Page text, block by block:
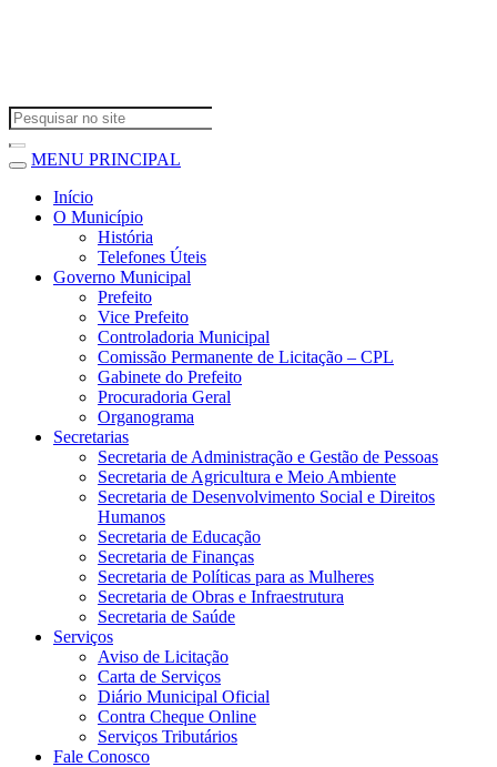
MENU PRINCIPAL
Início
O Município
História
Telefones Úteis
Governo Municipal
Prefeito
Vice Prefeito
Controladoria Municipal
Comissão Permanente de Licitação – CPL
Gabinete do Prefeito
Procuradoria Geral
Organograma
Secretarias
Secretaria de Administração e Gestão de Pessoas
Secretaria de Agricultura e Meio Ambiente
Secretaria de Desenvolvimento Social e Direitos
Humanos
Secretaria de Educação
Secretaria de Finanças
Secretaria de Políticas para as Mulheres
Secretaria de Obras e Infraestrutura
Secretaria de Saúde
Serviços
Aviso de Licitação
Carta de Serviços
Diário Municipal Oficial
Contra Cheque Online
Serviços Tributários
Fale Conosco